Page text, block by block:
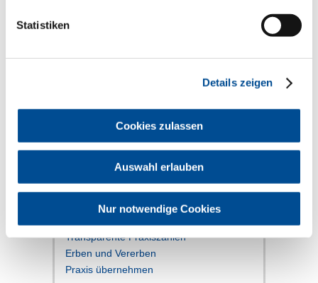
Statistiken
Details zeigen
Cookies zulassen
Auswahl erlauben
Nur notwendige Cookies
Praxisübergabe, z.B. durch Aufnahme
eines Partnerns in die Praxis. Außerdem
Infos zum Kind als Nachfolger, vor allem
Verwandte Themen
Transparente Praxiszahlen
Erben und Vererben
Praxis übernehmen